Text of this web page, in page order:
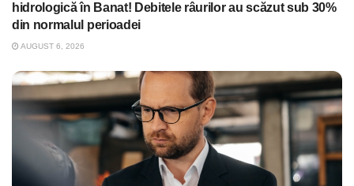
hidrologică în Banat! Debitele râurilor au scăzut sub 30%
din normalul perioadei
AUGUST 6, 2026